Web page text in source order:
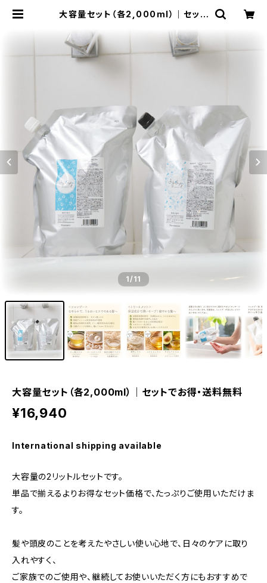
大容量セット（各2,000ml）｜セット
みな
1/11
大容量セット（各2,000ml）｜セットでお得・送料無料
¥16,940
International shipping available
大容量の2リットルセットです。
単品で揃えるよりお得なセット価格で、たっぷりご使用いただけま
す。
髪や頭皮のことを考えたやさしい使い心地で、日々のケアに取り
入れやすく、
ご家族でのご使用や、継続してお使いいただく方にもおすすめで